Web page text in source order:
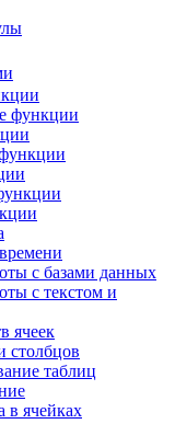
функции
с базами данных
с текстом и
ячеек
столбцов
таблиц
в ячейках